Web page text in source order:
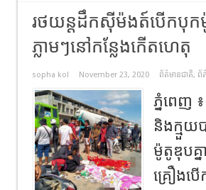
រថយន្តដឹកសុីម៉ងត៍បើកបុក
ភ្លាមៗនៅកន្លែងកើតហេតុ
sopha kol November 23, 2020 ព័ត៌មានជាតិ, ព័
ភ្នំពេញ
និងក្មួយ
ម៉ូតូឌុបគ្
គ្រឿងប